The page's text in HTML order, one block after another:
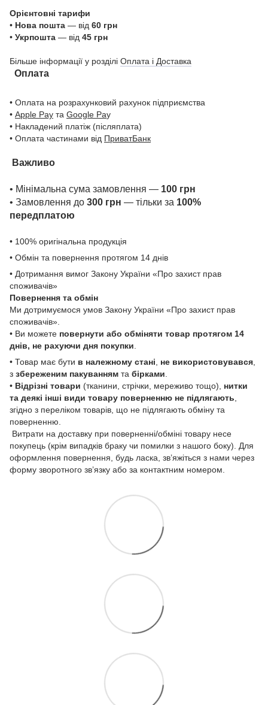
Орієнтовні тарифи
• Нова пошта — від 60 грн
• Укрпошта — від 45 грн
Більше інформації у розділі Оплата і Доставка
Оплата
• Оплата на розрахунковий рахунок підприємства
• Apple Pay та Google Pay
• Накладений платіж (післяплата)
• Оплата частинами від ПриватБанк
Важливо
• Мінімальна сума замовлення — 100 грн
• Замовлення до 300 грн — тільки за 100%
передплатою
• 100% оригінальна продукція
• Обмін та повернення протягом 14 днів
• Дотримання вимог Закону України «Про захист прав
споживачів»
Повернення та обмін
Ми дотримуємося умов Закону України «Про захист прав
споживачів».
• Ви можете повернути або обміняти товар протягом 14
днів, не рахуючи дня покупки
• Товар має бути в належному стані не використовувався
з збереженим пакуванням та бірками
• Відрізні товари (тканини, стрічки, мереживо тощо), нитки
та деякі інші види товару поверненню не підлягають
згідно з переліком товарів, що не підлягають обміну та
поверненню.
Витрати на доставку при поверненні/обміні товару несе
покупець (крім випадків браку чи помилки з нашого боку). Для
оформлення повернення, будь ласка, зв’яжіться з нами через
форму зворотного зв’язку або за контактним номером.